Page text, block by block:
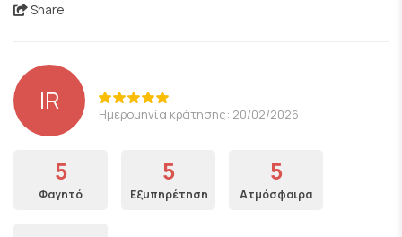
Share
IR Ημερομηνία κράτησης: 20/02/2026
5
Φαγητό
5
Εξυπηρέτηση
5
Ατμόσφαιρα